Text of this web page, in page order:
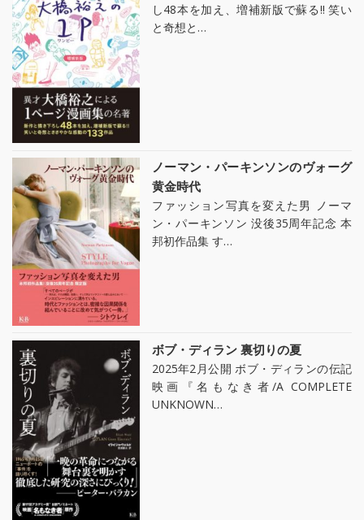
し48本を加え、増補新版で蘇る!! 笑い
と奇想と…
ノーマン・パーキンソンのヴォーグ
黄金時代
ファッション写真を変えた男 ノーマ
ン・パーキンソン 没後35周年記念 本
邦初作品集 す…
ボブ・ディラン 裏切りの夏
2025年2月公開 ボブ・ディランの伝記
映画『名もなき者/A COMPLETE
UNKNOWN…